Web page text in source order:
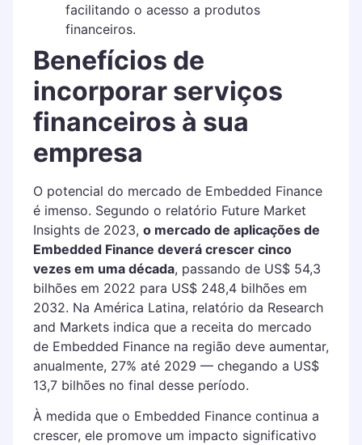
facilitando o acesso a produtos
financeiros.
Benefícios de
incorporar serviços
financeiros à sua
empresa
O potencial do mercado de Embedded Finance
é imenso. Segundo o relatório Future Market
Insights de 2023, o mercado de aplicações de
Embedded Finance deverá crescer cinco
vezes em uma década, passando de US$ 54,3
bilhões em 2022 para US$ 248,4 bilhões em
2032. Na América Latina, relatório da Research
and Markets indica que a receita do mercado
de Embedded Finance na região deve aumentar,
anualmente, 27% até 2029 — chegando a US$
13,7 bilhões no final desse período.
À medida que o Embedded Finance continua a
crescer, ele promove um impacto significativo